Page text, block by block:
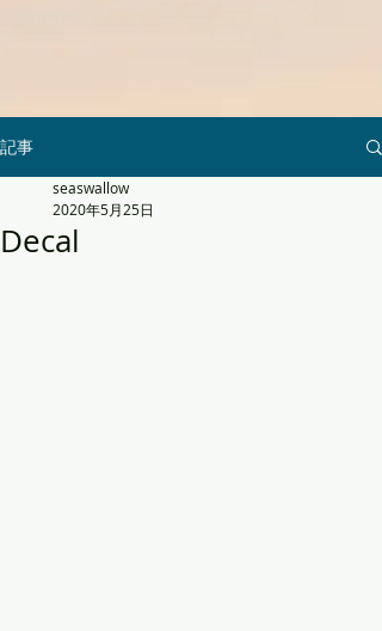
記事
Decal
seaswallow
2020年5月25日